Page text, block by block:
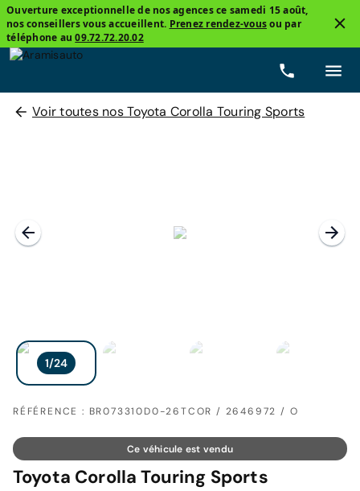
Ouverture exceptionnelle de nos agences ce samedi 15 août,
nos conseillers vous accueillent. Prenez rendez-vousou par
téléphone au09.72.72.20.02
Voir toutes nos Toyota Corolla Touring Sports
RÉFÉRENCE : BR073310D0-26TCOR / 2646972 / O
Ce véhicule est vendu
Toyota Corolla Touring Sports